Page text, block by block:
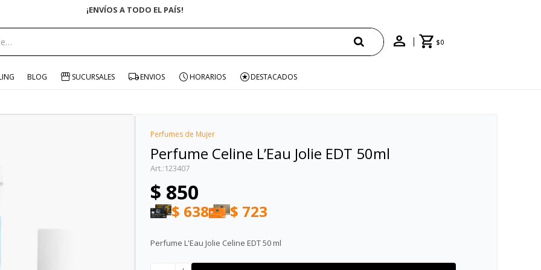
$0
BLOG SUCURSALES ENVIOS HORARIOS DESTACADOS
Perfumes de Mujer
Perfume Celine L’Eau Jolie EDT 50ml
123407
$ 850
$ 638 $ 723
Perfume L'Eau Jolie Celine EDT 50 ml